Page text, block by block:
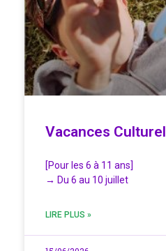
Vacances
[Pour les 6 à 11 ans]
→ Du 6 au 10 juillet
LIRE PLUS »